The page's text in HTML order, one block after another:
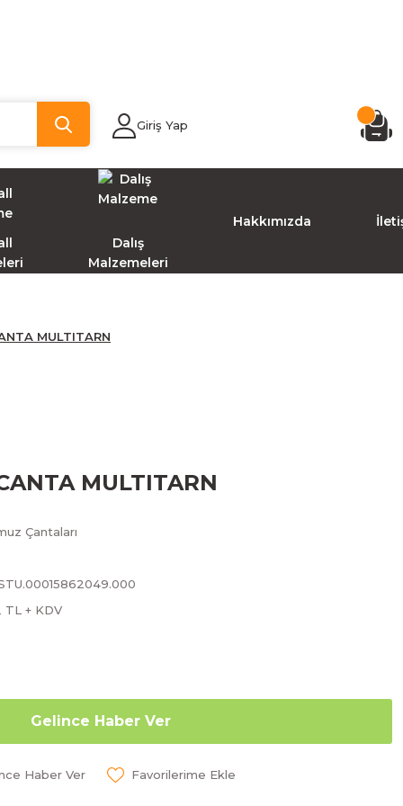
Giriş Yap
Dalış
Malzemeleri
Hakkımızda
MULTITARN
MULTITARN
Çantaları
TL + KDV
Gelince Haber Ver
Haber Ver